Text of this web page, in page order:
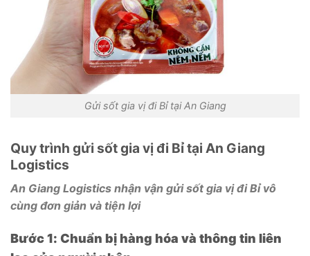
Gửi sốt gia vị đi Bỉ tại An Giang
Quy trình gửi sốt gia vị đi Bỉ tại An Giang
Logistics
An Giang Logistics nhận vận gửi sốt gia vị đi Bỉ vô
cùng đơn giản và tiện lợi
Bước 1: Chuẩn bị hàng hóa và thông tin liên